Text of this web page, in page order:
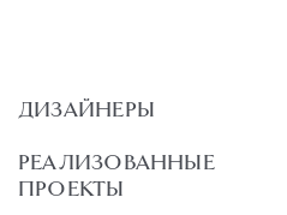
ДИЗАЙНЕРЫ
РЕАЛИЗОВАННЫЕ
ПРОЕКТЫ